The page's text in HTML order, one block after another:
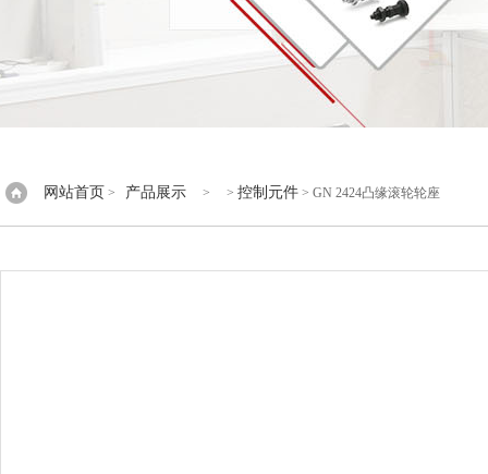
网站首页 > 产品展示 > > 控制元件 > GN 2424凸缘滚轮轮座